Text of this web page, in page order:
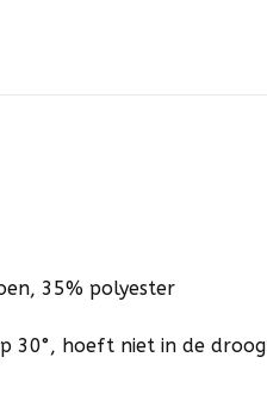
35% polyester
30°, hoeft niet in de